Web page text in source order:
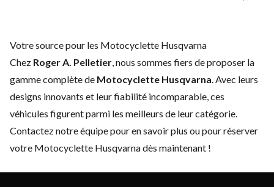
Votre source pour les Motocyclette Husqvarna
Chez Roger A. Pelletier, nous sommes fiers de proposer la
gamme complète de Motocyclette Husqvarna. Avec leurs
designs innovants et leur fiabilité incomparable, ces
véhicules figurent parmi les meilleurs de leur catégorie.
Contactez notre équipepour en savoir plus ou pour réserver
votre Motocyclette Husqvarna dès maintenant !